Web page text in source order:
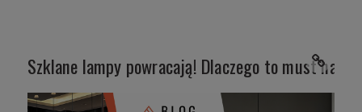
Szklane lampy powracają! Dlaczego to must have